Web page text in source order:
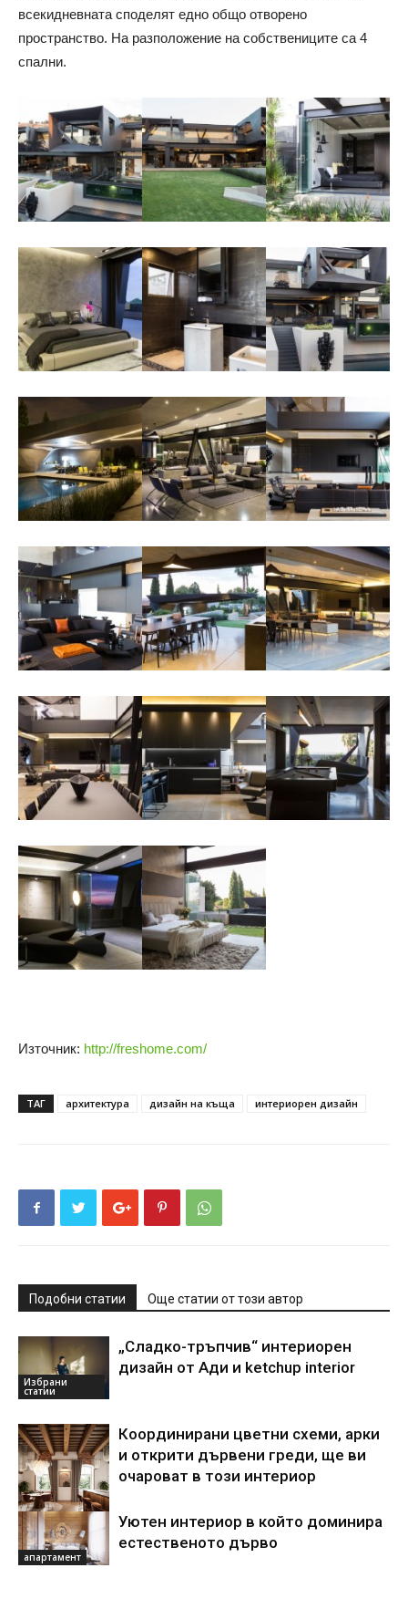
всекидневната споделят едно общо отворено
пространство. На разположение на собствениците са 4
спални.
Източник: http://freshome.com/
ТАГ архитектура дизайн на къща интериорен дизайн
Подобни статии Още статии от този автор
Избрани
статии
„Сладко-тръпчив“ интериорен
дизайн от Ади и ketchup interior
Акценти
Координирани цветни схеми, арки
и открити дървени греди, ще ви
очароват в този интериор
апартамент
Уютен интериор в който доминира
естественото дърво